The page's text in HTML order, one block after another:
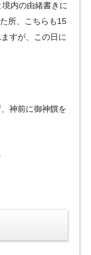
内の由緒書きに
所、こちらも15
すが、この日に
神前に御神饌を